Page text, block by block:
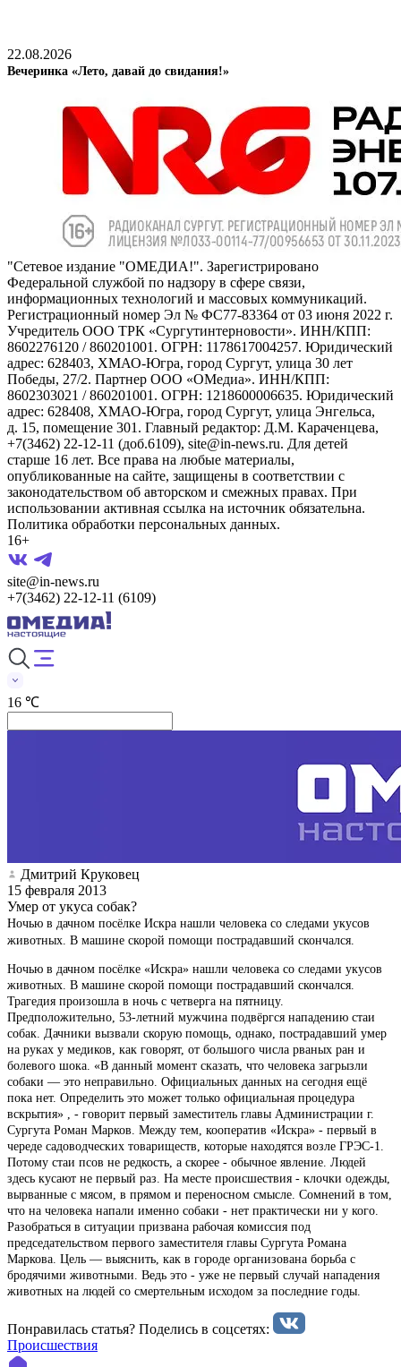
22.08.2026
Вечеринка «Лето, давай до свидания!»
"Сетевое издание "ОМЕДИА!". Зарегистрировано
Федеральной службой по надзору в сфере связи,
информационных технологий и массовых коммуникаций.
Регистрационный номер Эл № ФС77-83364 от 03 июня 2022 г.
Учредитель ООО ТРК «Сургутинтерновости». ИНН/КПП:
8602276120 / 860201001. ОГРН: 1178617004257. Юридический
адрес: 628403, ХМАО-Югра, город Сургут, улица 30 лет
Победы, 27/2. Партнер ООО «ОМедиа». ИНН/КПП:
8602303021 / 860201001. ОГРН: 1218600006635. Юридический
адрес: 628408, ХМАО-Югра, город Сургут, улица Энгельса,
д. 15, помещение 301. Главный редактор: Д.М. Караченцева,
+7(3462) 22-12-11 (доб.6109), site@in-news.ru. Для детей
старше 16 лет. Все права на любые материалы,
опубликованные на сайте, защищены в соответствии с
законодательством об авторском и смежных правах. При
использовании активная ссылка на источник обязательна.
Политика обработки персональных данных.
16+
site@in-news.ru
+7(3462) 22-12-11 (6109)
16 ℃
Дмитрий Круковец
15 февраля 2013
Умер от укуса собак?
Ночью в дачном посёлке Искра нашли человека со следами укусов
животных. В машине скорой помощи пострадавший скончался.
Ночью в дачном посёлке «Искра» нашли человека со следами укусов
животных. В машине скорой помощи пострадавший скончался.
Трагедия произошла в ночь с четверга на пятницу.
Предположительно, 53-летний мужчина подвёргся нападению стаи
собак. Дачники вызвали скорую помощь, однако, пострадавший умер
на руках у медиков, как говорят, от большого числа рваных ран и
болевого шока. «В данный момент сказать, что человека загрызли
собаки — это неправильно. Официальных данных на сегодня ещё
пока нет. Определить это может только официальная процедура
вскрытия» , - говорит первый заместитель главы Администрации г.
Сургута Роман Марков. Между тем, кооператив «Искра» - первый в
череде садоводческих товариществ, которые находятся возле ГРЭС-1.
Потому стаи псов не редкость, а скорее - обычное явление. Людей
здесь кусают не первый раз. На месте происшествия - клочки одежды,
вырванные с мясом, в прямом и переносном смысле. Сомнений в том,
что на человека напали именно собаки - нет практически ни у кого.
Разобраться в ситуации призвана рабочая комиссия под
председательством первого заместителя главы Сургута Романа
Маркова. Цель — выяснить, как в городе организована борьба с
бродячими животными. Ведь это - уже не первый случай нападения
животных на людей со смертельным исходом за последние годы.
Понравилась статья? Поделиcь в соцсетях:
Происшествия